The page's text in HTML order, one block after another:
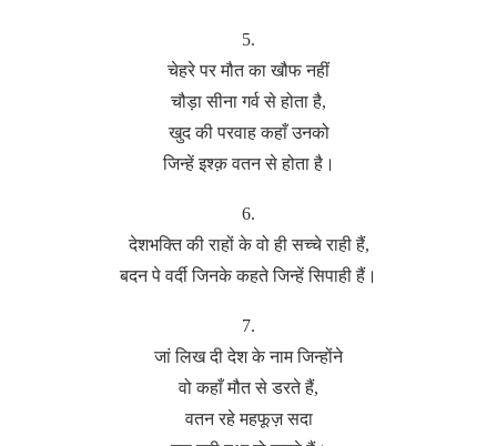
5.
चेहरे पर मौत का खौफ नहीं
चौड़ा सीना गर्व से होता है,
खुद की परवाह कहाँ उनको
जिन्हें इश्क़ वतन से होता है।
6.
देशभक्ति की राहों के वो ही सच्चे राही हैं,
बदन पे वर्दी जिनके कहते जिन्हें सिपाही हैं।
7.
जां लिख दी देश के नाम जिन्होंने
वो कहाँ मौत से डरते हैं,
वतन रहे महफूज़ सदा